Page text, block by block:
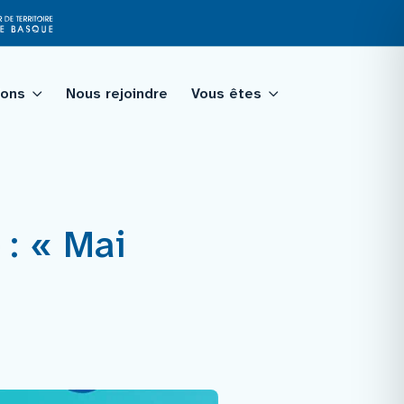
Nous rejoindre Vous êtes
« Mai